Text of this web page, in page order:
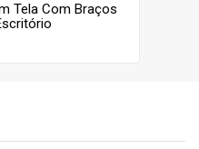
Tela Com Braços